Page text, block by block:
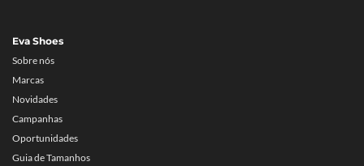
Eva Shoes
Sobre nós
Marcas
Novidades
Campanhas
Oportunidades
Guia de Tamanhos